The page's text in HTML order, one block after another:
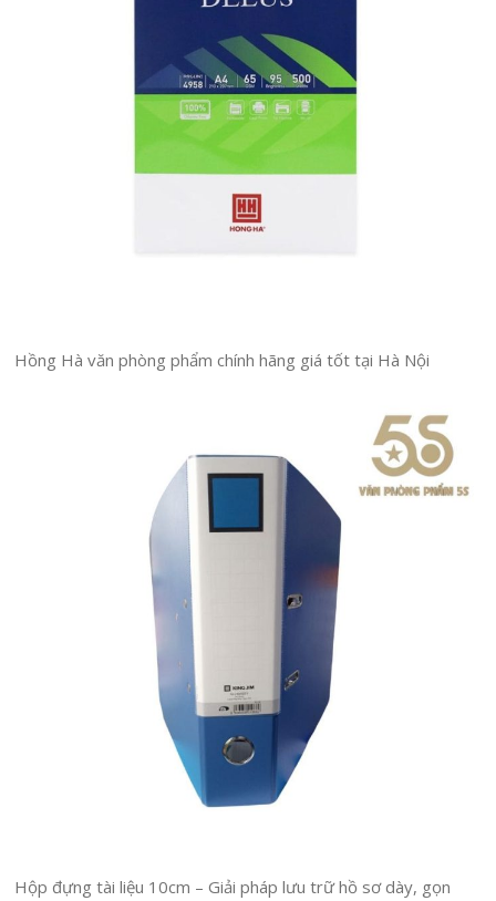
Hồng Hà văn phòng phẩm chính hãng giá tốt tại Hà Nội
Hộp đựng tài liệu 10cm – Giải pháp lưu trữ hồ sơ dày, gọn